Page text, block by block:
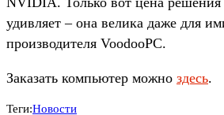
удивляет – она велика даже для
производителя VoodooPC.
Заказать компьютер можно здесь.
Теги:Новости